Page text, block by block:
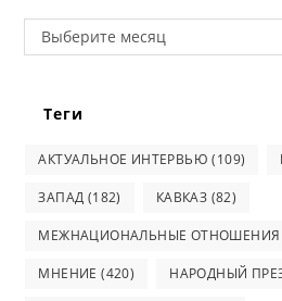
Архив
Выберите месяц
Теги
АКТУАЛЬНОЕ ИНТЕРВЬЮ (109)
ЗАПАД (182) КАВКАЗ (82)
МЕЖНАЦИОНАЛЬНЫЕ ОТНОШЕНИЯ
МНЕНИЕ (420) НАРОДНЫЙ